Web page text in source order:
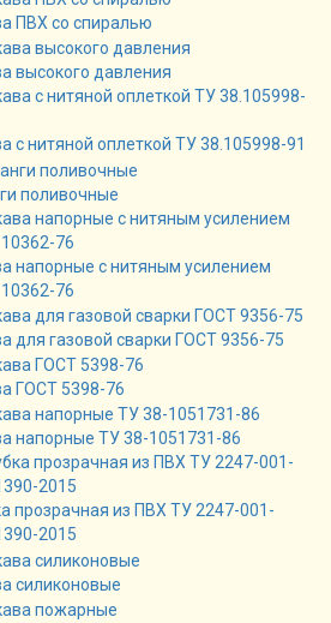
ПВХ со спиралью
высокого давления
с нитяной оплеткой ТУ 38.105998-91
поливочные
напорные с нитяным усилением
76
для газовой сварки ГОСТ 9356-75
ГОСТ 5398-76
напорные ТУ 38-1051731-86
прозрачная из ПВХ ТУ 2247-001-
2015
силиконовые